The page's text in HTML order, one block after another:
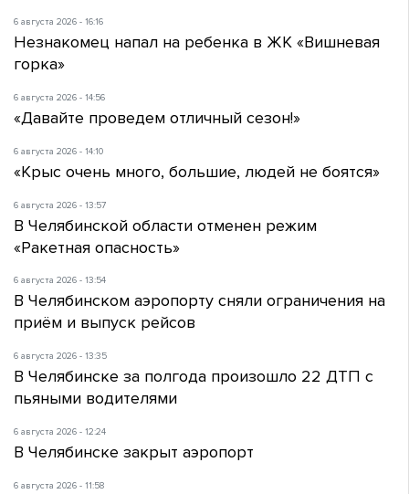
6 августа 2026 - 16:16
Незнакомец напал на ребенка в ЖК «Вишневая
горка»
6 августа 2026 - 14:56
«Давайте проведем отличный сезон!»
6 августа 2026 - 14:10
«Крыс очень много, большие, людей не боятся»
6 августа 2026 - 13:57
В Челябинской области отменен режим
«Ракетная опасность»
6 августа 2026 - 13:54
В Челябинском аэропорту сняли ограничения на
приём и выпуск рейсов
6 августа 2026 - 13:35
В Челябинске за полгода произошло 22 ДТП с
пьяными водителями
6 августа 2026 - 12:24
В Челябинске закрыт аэропорт
6 августа 2026 - 11:58